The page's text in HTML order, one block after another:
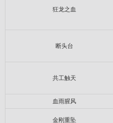
狂龙之血
断头台
共工触天
血雨腥风
金刚重坠